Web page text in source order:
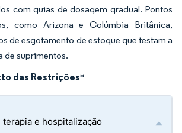
com guias de dosagem gradual. Pontos
como Arizona e Colúmbia Britânica,
de esgotamento de estoque que testam a
de suprimentos.
das Restrições*
e hospitalização